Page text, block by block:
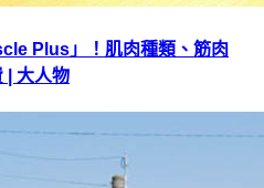
Plus」！肌肉種類、筋肉
| 大人物